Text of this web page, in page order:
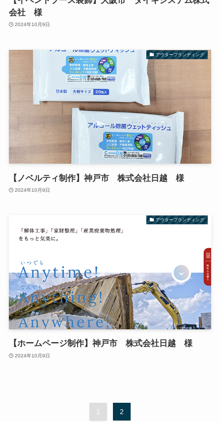
会社 様
2024年10月9日
アウターブランディング
【ノベルティ制作】神戸市 株式会社日越 様
2024年10月9日
アウターブランディング
【ホームページ制作】神戸市 株式会社日越 様
2024年10月9日
1 2